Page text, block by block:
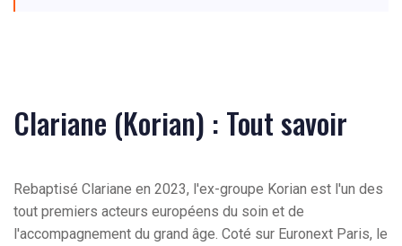
Clariane (Korian) : Tout savoir
Rebaptisé Clariane en 2023, l'ex-groupe Korian est l'un des
tout premiers acteurs européens du soin et de
l'accompagnement du grand âge. Coté sur Euronext Paris, le